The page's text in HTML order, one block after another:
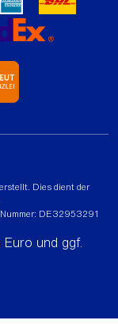
Dies dient der
DE32953291
und ggf.